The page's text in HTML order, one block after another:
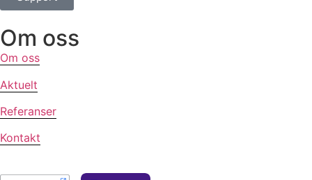
Om oss
Om oss
Aktuelt
Referanser
Kontakt